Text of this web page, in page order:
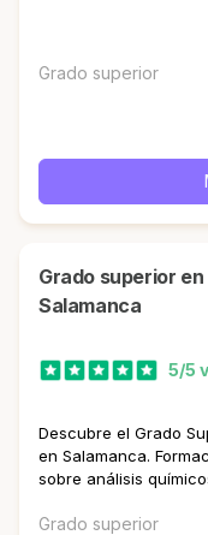
Grado superior
Grado superior en Química y Salud Ambiental en
Salamanca
5/5
Descubre el Grado
en Salamanca.
sobre análisis
Grado superior